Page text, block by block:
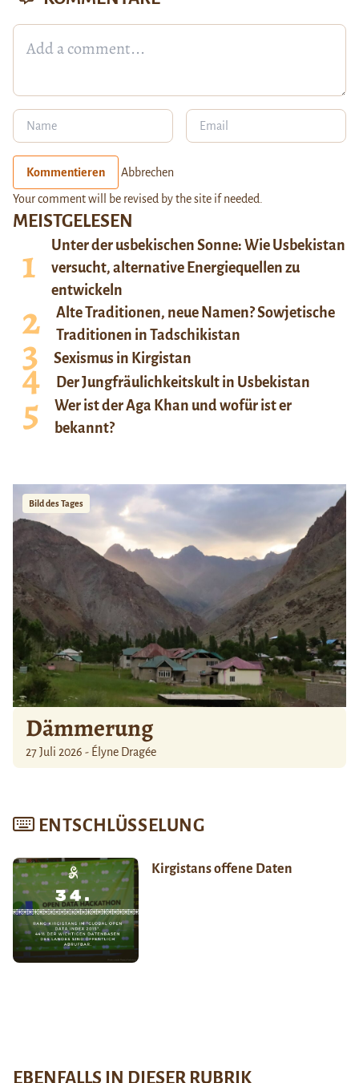
MEISTGELESEN
Unter der usbekischen Sonne: Wie Usbekistan
versucht, alternative Energiequellen zu
entwickeln
Alte Traditionen, neue Namen? Sowjetische
Traditionen in Tadschikistan
Sexismus in Kirgistan
Der Jungfräulichkeitskult in Usbekistan
Wer ist der Aga Khan und wofür ist er
bekannt?
Bild des Tages
Dämmerung
27 Juli 2026 - Élyne Dragée
ENTSCHLÜSSELUNG
Kirgistans offene Daten
Kommentieren Abbrechen
Your comment will be revised by the site if needed.
EBENFALLS IN DIESER RUBRIK